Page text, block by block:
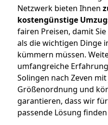
Netzwerk bieten Ihnen
kostengünstige
fairen Preisen, damit
als die wichtigen Dinge
kümmern müssen.
umfangreiche
Solingen nach Zeven
Größenordnung und
garantieren, dass wir
passende Lösung